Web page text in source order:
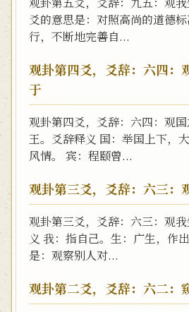
爻的意思是：对照高尚的道德
行，不断地完善自...
观卦第四爻，爻辞：六四：
于
观卦第四爻，爻辞：六四：观
王。爻辞释义 国：举国上下，
风情。 宾：程颐曾...
观卦第三爻，爻辞：六三：
观卦第三爻，爻辞：六三：观
义 我：指自己。生：广生，作
是：观察别人对...
观卦第二爻，爻辞：六二：